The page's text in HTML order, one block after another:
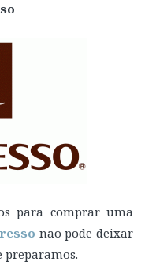
para comprar uma
não pode deixar
preparamos.